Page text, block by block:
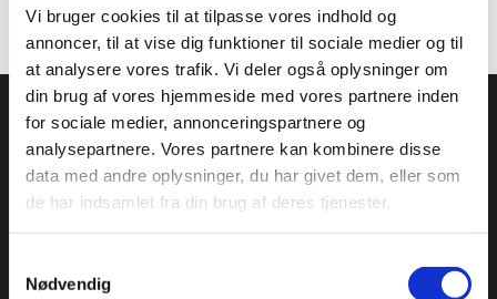
Vi bruger cookies til at tilpasse vores indhold og
annoncer, til at vise dig funktioner til sociale medier og til
at analysere vores trafik. Vi deler også oplysninger om
din brug af vores hjemmeside med vores partnere inden
for sociale medier, annonceringspartnere og
analysepartnere. Vores partnere kan kombinere disse
data med andre oplysninger, du har givet dem, eller som
de har indsamlet fra din brug af deres tjenester.
Nødvendig
Bruges til at dragere konditor varer.
Condi ApS
Condi leverer idag et bredt sortiment af
conditorivarer/emballage til Konditorier, Konfekture, Hotel &
Restaurationsbranchen.
Roskildevej 30, 2620 Albertslund
info@condi.dk